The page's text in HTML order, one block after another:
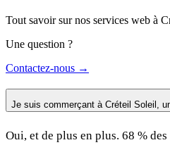
Tout savoir sur nos services web à
Une question ?
Contactez-nous →
Je suis commerçant à Créteil Soleil,
Oui, et de plus en plus. 68 %